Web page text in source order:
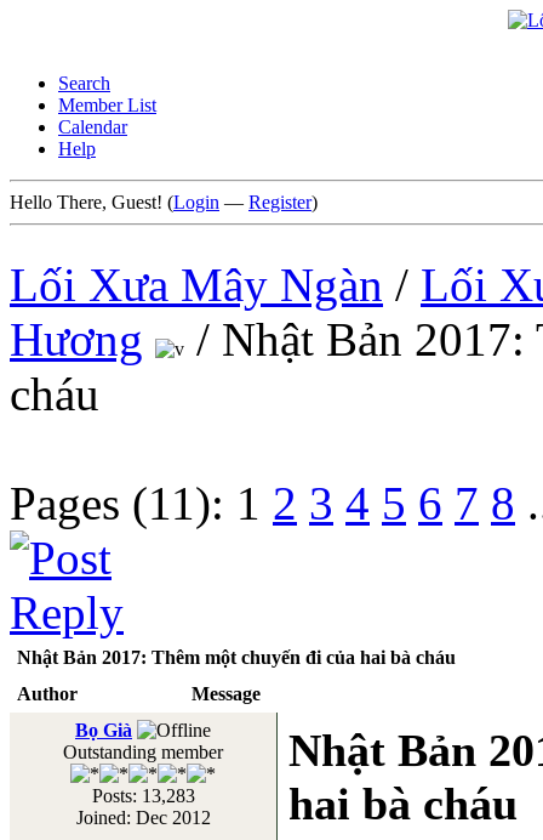
Search
Member List
Calendar
Help
Hello There, Guest! (Login — Register)
Lối Xưa Mây Ngàn / Lối
Hương
/ Nhật Bản 2017:
cháu
Pages (11): 1 2 3 4 5 6 7 8
Nhật Bản 2017: Thêm một chuyến đi của hai bà cháu
Author
Message
Bọ Già
Outstanding member
Posts: 13,283
Joined: Dec 2012
Nhật Bản
hai bà cháu